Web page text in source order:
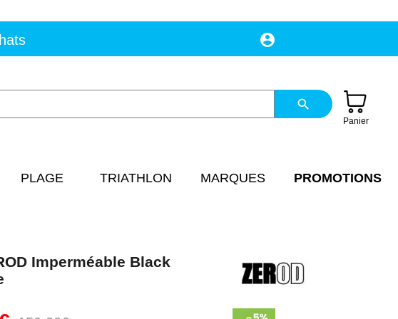
account_circle
search
Panier
PLAGE TRIATHLON MARQUES PROMOTIONS
Imperméable Black